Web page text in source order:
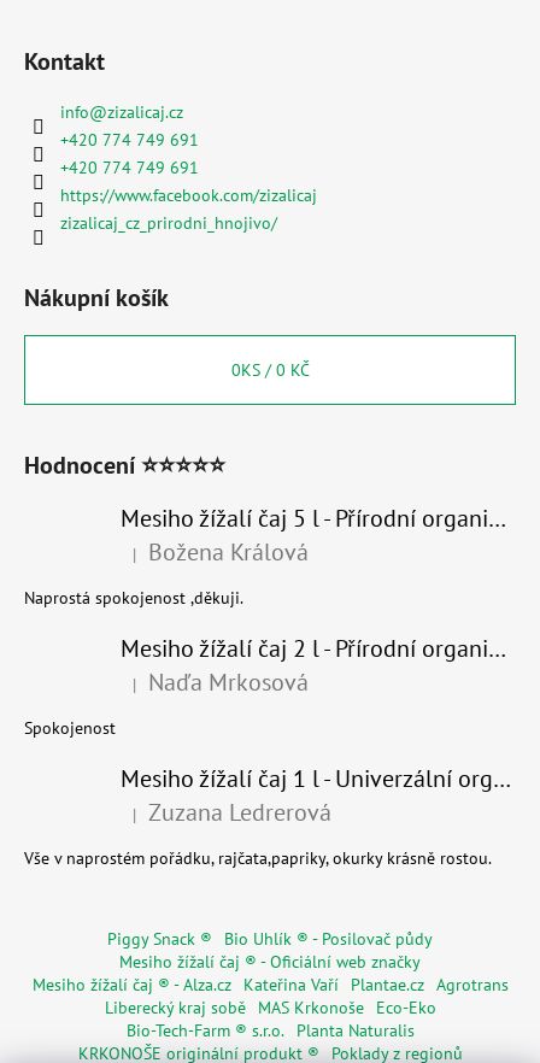
Kontakt
info@zizalicaj.cz
+420 774 749 691
+420 774 749 691
https://www.facebook.com/zizalicaj
zizalicaj_cz_prirodni_hnojivo/
Nákupní košík
0KS /0 KČ
Hodnocení ⭐⭐⭐⭐⭐
Mesiho žížalí čaj 5 l - Přírodní organické hnojivo 100% nature
Hodnocení produktu je 5 z 5 hvězdiček.
| Božena Králová
Naprostá spokojenost ,děkuji.
Mesiho žížalí čaj 2 l - Přírodní organické hnojivo 100% nature - recyklovaný obal
Hodnocení produktu je 5 z 5 hvězdiček.
| Naďa Mrkosová
Spokojenost
Mesiho žížalí čaj 1 l - Univerzální organické hnojivo
Hodnocení produktu je 5 z 5 hvězdiček.
| Zuzana Ledrerová
Vše v naprostém pořádku, rajčata,papriky, okurky krásně rostou.
Piggy Snack ®
Bio Uhlík ® - Posilovač půdy
Mesiho žížalí čaj ® - Oficiální web značky
Mesiho žížalí čaj ® - Alza.cz
Kateřina Vaří Plantae.cz Agrotrans
Liberecký kraj sobě
MAS Krkonoše
Eco-Eko
Bio-Tech-Farm ® s.r.o.
Planta Naturalis
KRKONOŠE originální produkt ®
Poklady z regionů